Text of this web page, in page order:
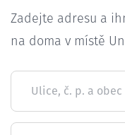
Zadejte adresu a
na doma v místě
Ulice, č. p. a obec